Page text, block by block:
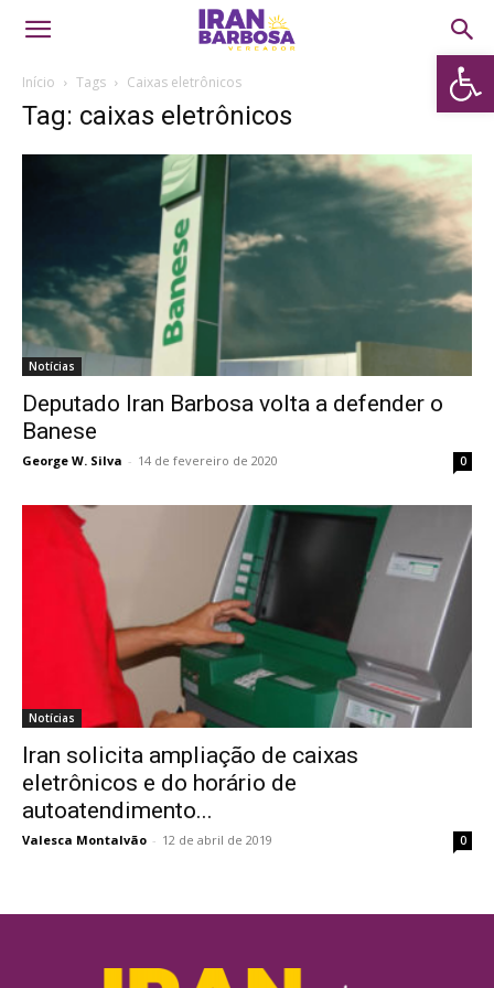
Abrir
Início Tags Caixas eletrônicos
Tag: caixas eletrônicos
Notícias
Deputado Iran Barbosa volta a defender o
Banese
George W. Silva - 14 de fevereiro de 2020 0
Notícias
Iran solicita ampliação de caixas
eletrônicos e do horário de
autoatendimento...
Valesca Montalvão - 12 de abril de 2019 0